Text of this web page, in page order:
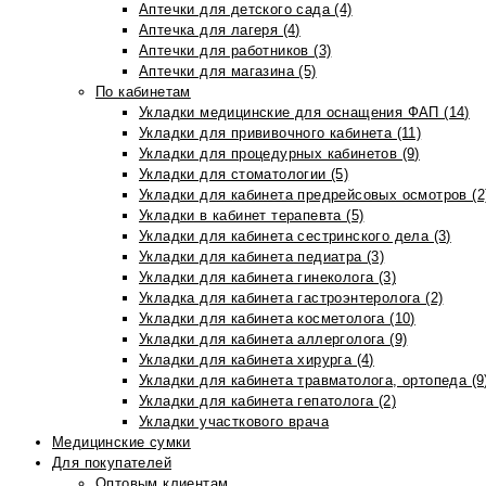
Аптечки для детского сада (4)
Аптечка для лагеря (4)
Аптечки для работников (3)
Аптечки для магазина (5)
По кабинетам
Укладки медицинские для оснащения ФАП (14)
Укладки для прививочного кабинета (11)
Укладки для процедурных кабинетов (9)
Укладки для стоматологии (5)
Укладки для кабинета предрейсовых осмотров
Укладки в кабинет терапевта (5)
Укладки для кабинета сестринского дела (3)
Укладки для кабинета педиатра (3)
Укладки для кабинета гинеколога (3)
Укладка для кабинета гастроэнтеролога (2)
Укладки для кабинета косметолога (10)
Укладки для кабинета аллерголога (9)
Укладки для кабинета хирурга (4)
Укладки для кабинета травматолога, ортопеда
Укладки для кабинета гепатолога (2)
Укладки участкового врача
Медицинские сумки
Для покупателей